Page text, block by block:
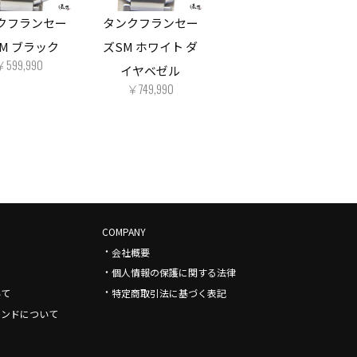
フランセー
ブラック
599,990
タンクフランセー
ズSM ホワイト ダ
イヤベゼル
￥749,990
ドについて
COMPANY
・ 会社概要
・ 個人情報の保護に関する法律
・ 特定商取引法に基づく表記